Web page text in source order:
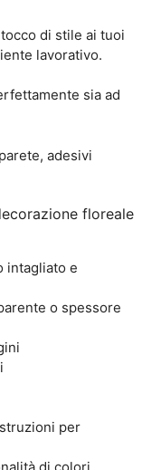
di stile ai tuoi
lavorativo.
sia ad
floreale
intagliato e
o spessore
per